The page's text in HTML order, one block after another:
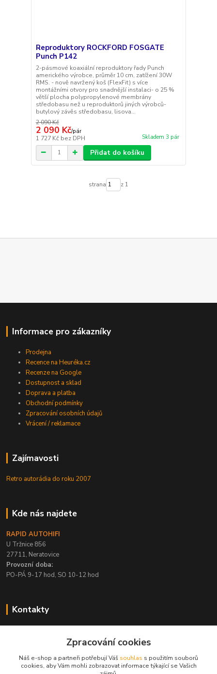
Reproduktory ROCKFORD FOSGATE
Punch P142
2-pásmové koaxiální reproduktory řady Punch
amerického výrobce, průměr 10 cm, zatížení 30W
RMS. - nově navržený koš (FlexFit) s více
montážními otvory pro snadnější instalaci- o 25 %
větší plocha polypropylenové membrány
středobasu než u reproduktorů jiných výrobců-
butylový závěs středobasu, lisova...
2 090 Kč
2 090 Kč/pár
1 727 Kč bez DPH Skladem 3 pár
Přidat do košíku
strana z 1
Informace pro zákazníky
Prodejna
Recence na Heuréka.cz
Recenze na Google
Dostupnost a sklad
Doprava a platba
Obchodní podmínky
Zpracování osobních údajů
Vrácení / reklamace
Zajímavosti
Retro autorádia do roku 2007
Kde nás najdete
RAPID AUTOHIFI
U Tržnice 856
27711, Neratovice
Provozní doba:
PO-PÁ 9-17 hod, SO 10-12 hod
Kontakty
PO-PÁ / 9-17 hod, SO 10-12 hod
info@rapid-autohifi.com
Zpracování cookies
Náš e-shop a partneři potřebují Váš souhlas s použitím souborů
cookies, aby Vám mohli zobrazovat informace týkající se Vašich